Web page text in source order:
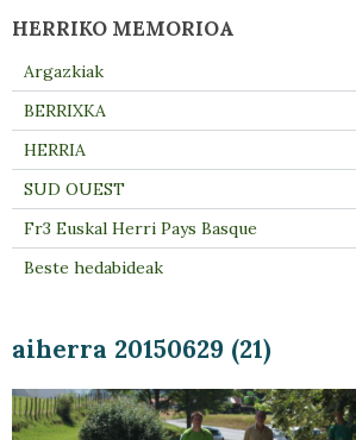
aiherra 20150629 (21)
HERRIKO MEMORIOA
Argazkiak
BERRIXKA
HERRIA
SUD OUEST
Fr3 Euskal Herri Pays Basque
Beste hedabideak